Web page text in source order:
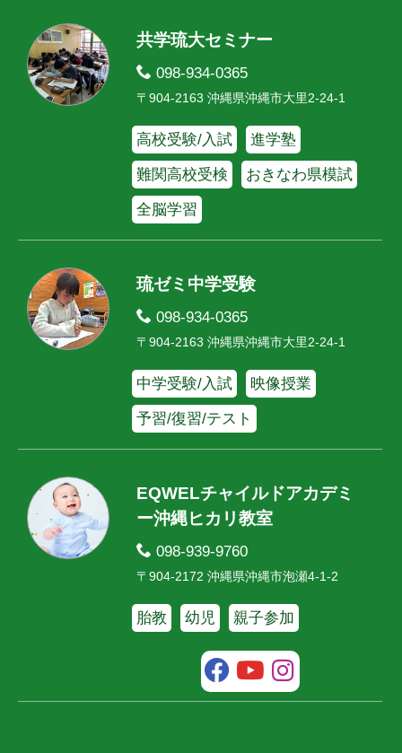
共学琉大セミナー
098-934-0365
〒904-2163 沖縄県沖縄市大里2-24-1
高校受験/入試 進学塾
難関高校受検 おきなわ県模試
全脳学習
琉ゼミ中学受験
098-934-0365
〒904-2163 沖縄県沖縄市大里2-24-1
中学受験/入試 映像授業
予習/復習/テスト
EQWELチャイルドアカデミ
ー沖縄ヒカリ教室
098-939-9760
〒904-2172 沖縄県沖縄市泡瀬4-1-2
胎教 幼児 親子参加